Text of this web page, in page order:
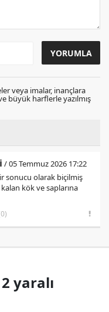
veya imalar, inançlara
büyük harflerle yazılmış
/ 05 Temmuz 2026 17:22
sonucu olarak biçilmiş
kök ve saplarına
yaralı